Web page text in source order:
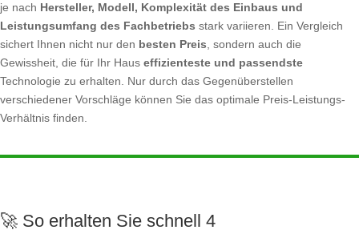
je nach Hersteller, Modell, Komplexität des Einbaus und
Leistungsumfang des Fachbetriebs stark variieren. Ein Vergleich
sichert Ihnen nicht nur den besten Preis, sondern auch die
Gewissheit, die für Ihr Haus effizienteste und passendste
Technologie zu erhalten. Nur durch das Gegenüberstellen
verschiedener Vorschläge können Sie das optimale Preis-Leistungs-
Verhältnis finden.
🚀 So erhalten Sie schnell 4